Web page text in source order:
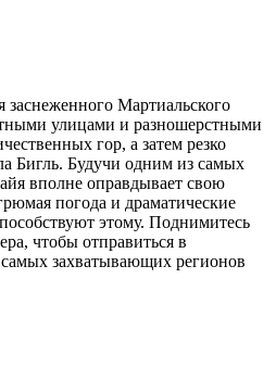
Мартиальского
улицами и разношерстными
гор, а затем резко
Бигль. Будучи одним из самых
вполне оправдывает свою
погода и драматические
этому. Поднимитесь
чтобы отправиться в
захватывающих регионов